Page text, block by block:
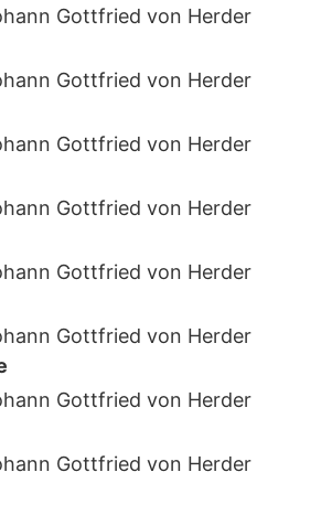
Gottfried von Herder
Gottfried von Herder
Gottfried von Herder
Gottfried von Herder
Gottfried von Herder
Gottfried von Herder
Gottfried von Herder
Gottfried von Herder